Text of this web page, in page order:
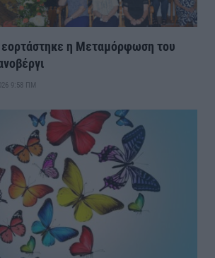
η Μεταμόρφωση του
9:58 ΠΜ